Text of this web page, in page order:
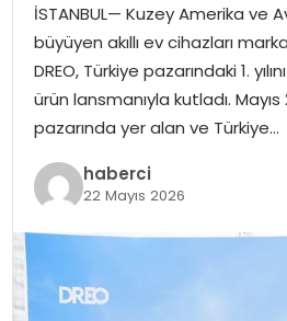
SIYASET
SPOR
TEKNOLOJI
YAŞAM
İSTANBUL— Kuzey Amerika ve
büyüyen akıllı ev cihazları
DREO, Türkiye pazarındaki 1.
ürün lansmanıyla kutladı.
pazarında yer alan ve Türkiye…
haberci
22 Mayıs 2026